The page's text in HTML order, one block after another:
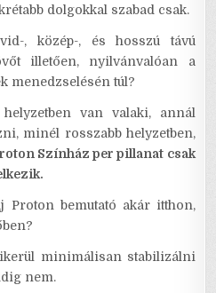
dolgokkal szabad csak.
, közép-, és hosszú távú
illetően, nyilvánvalóan a
menedzselésén túl?
van valaki, annál
minél rosszabb helyzetben,
Színház per pillanat csak
Proton bemutató akár itthon,
minimálisan stabilizálni
nem.